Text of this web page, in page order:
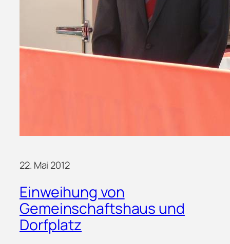
22. Mai 2012
Einweihung von
Gemeinschaftshaus und
Dorfplatz